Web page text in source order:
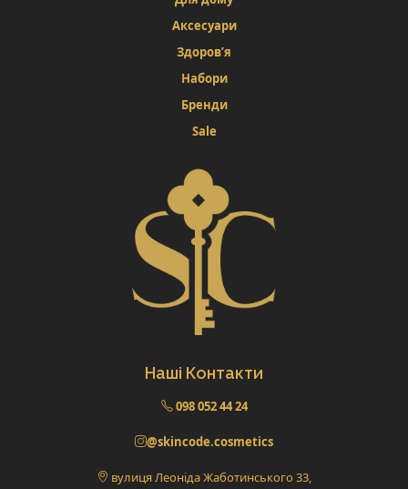
Аксесуари
Здоров’я
Набори
Бренди
Sale
Наші Контакти
098 052 44 24
@skincode.cosmetics
вулиця Леоніда Жаботинського 33,